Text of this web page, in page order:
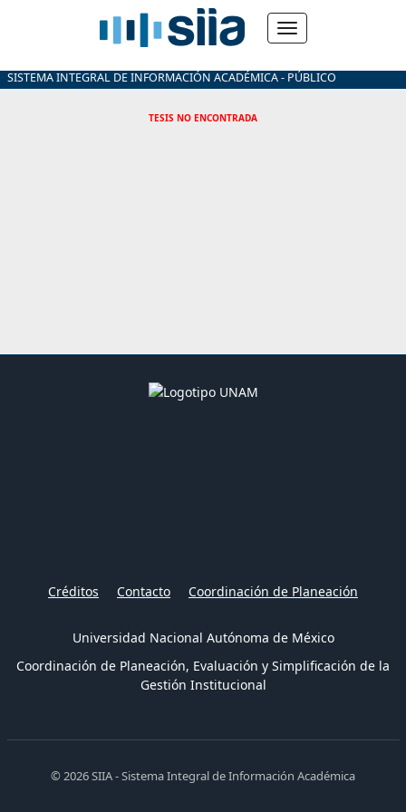
SISTEMA INTEGRAL DE INFORMACIÓN ACADÉMICA - PÚBLICO
TESIS NO ENCONTRADA
Créditos Contacto Coordinación de Planeación
Universidad Nacional Autónoma de México
Coordinación de Planeación, Evaluación y Simplificación de la
Gestión Institucional
© 2026 SIIA - Sistema Integral de Información Académica